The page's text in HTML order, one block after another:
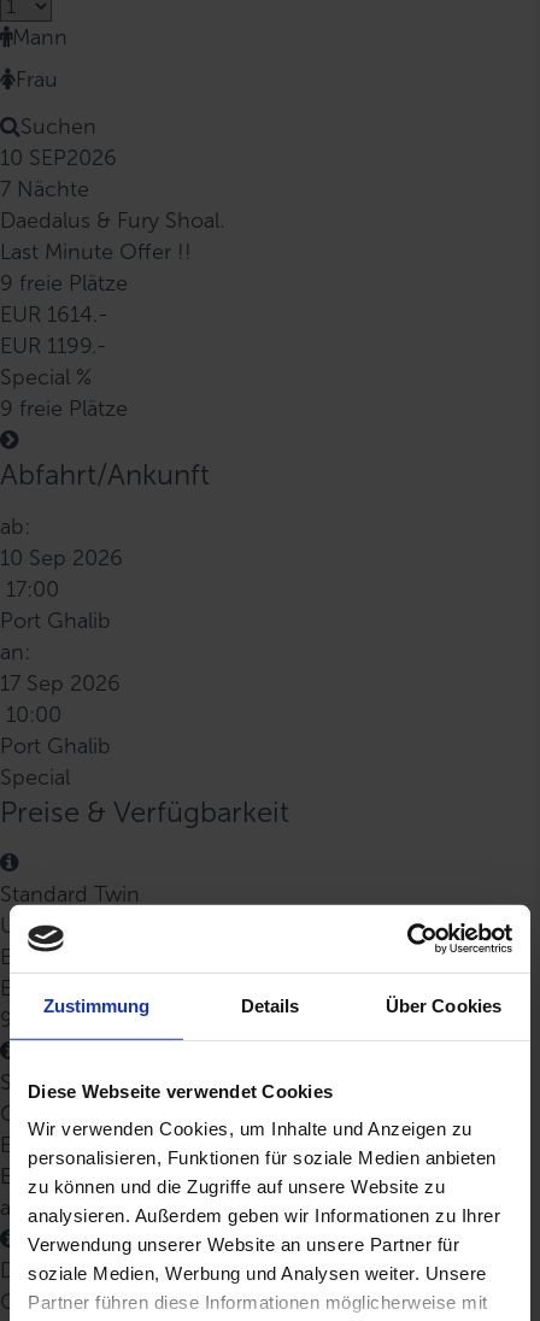
Zustimmung Details Über Cookies
Diese Webseite verwendet Cookies
Wir verwenden Cookies, um Inhalte und Anzeigen zu
personalisieren, Funktionen für soziale Medien anbieten
zu können und die Zugriffe auf unsere Website zu
analysieren. Außerdem geben wir Informationen zu Ihrer
Verwendung unserer Website an unsere Partner für
soziale Medien, Werbung und Analysen weiter. Unsere
Partner führen diese Informationen möglicherweise mit
Mann
Frau
Suchen
10 SEP2026
7 Nächte
Daedalus & Fury Shoal.
Last Minute Offer !!
9 freie Plätze
EUR 1614.-
EUR 1199.-
Special %
9 freie Plätze
Abfahrt/Ankunft
ab:
10 Sep 2026
17:00
Port Ghalib
an:
17 Sep 2026
10:00
Port Ghalib
Special
Preise & Verfügbarkeit
Standard Twin
Unterdeck
EUR 1614.-
EUR 1199.-
9 Plätze
Standard Twin
Oberdeck
EUR 1689.-
EUR 1274.-
ausgebucht
Double Bed
Oberdeck